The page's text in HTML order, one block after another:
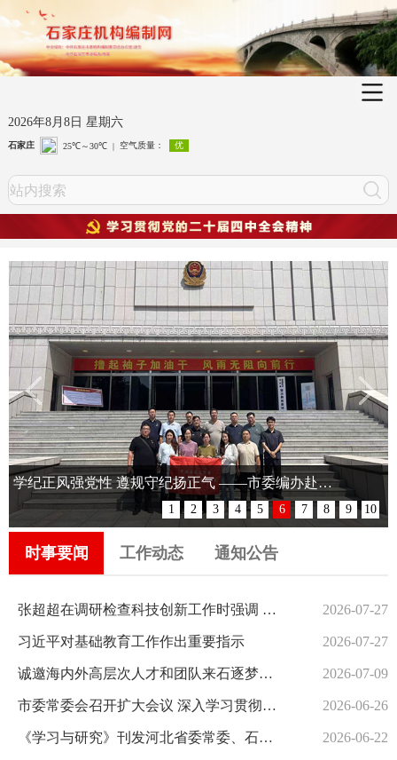
2026年8月8日 星期六
1 2 3 4 5 6 7 8 9 10
学纪正风强党性 遵规守纪扬正气 ——市委编办赴石家庄监狱开展警示教育活动
中国文明网“时代楷模”公益广告
时事要闻 工作动态 通知公告
张超超在调研检查科技创新工作时强调 坚持创新驱动发展战略 强化企业主体地位 打造多元化应用场景和高水平产业集群 2026-07-27
习近平对基础教育工作作出重要指示 2026-07-27
诚邀海内外高层次人才和团队来石逐梦兴业 第五届石家庄“海石杯”高层次人才创新创业大赛启动 2026-07-09
市委常委会召开扩大会议 深入学习贯彻习近平党建思想 以高质量党建引领高质量发展 张超超主持并讲话 2026-06-26
《学习与研究》刊发河北省委常委、石家庄市委书记张超超署名文章：《从“新官要理旧事”看树立和践行正确政绩观》 2026-06-22